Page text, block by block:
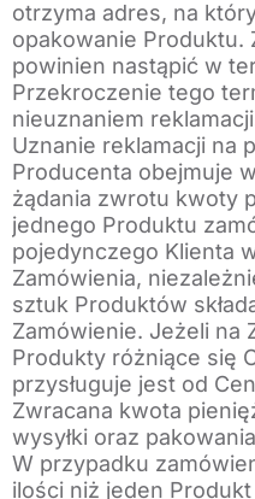
otrzyma adres, na
opakowanie Produktu.
powinien nastąpić w
Przekroczenie tego
nieuznaniem
Uznanie reklamacji na
Producenta obejmuje
żądania zwrotu kwoty
jednego Produktu
pojedynczego Klienta
Zamówienia,
sztuk Produktów
Zamówienie. Jeżeli na
Produkty różniące się
przysługuje jest od
Zwracana kwota
wysyłki oraz
W przypadku
ilości niż jeden